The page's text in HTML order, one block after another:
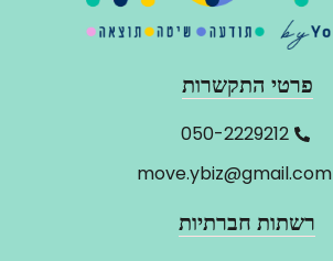
פרטי התקשרות
‬050-2229212
move.ybiz@gmail.com
רשתות חברתיות